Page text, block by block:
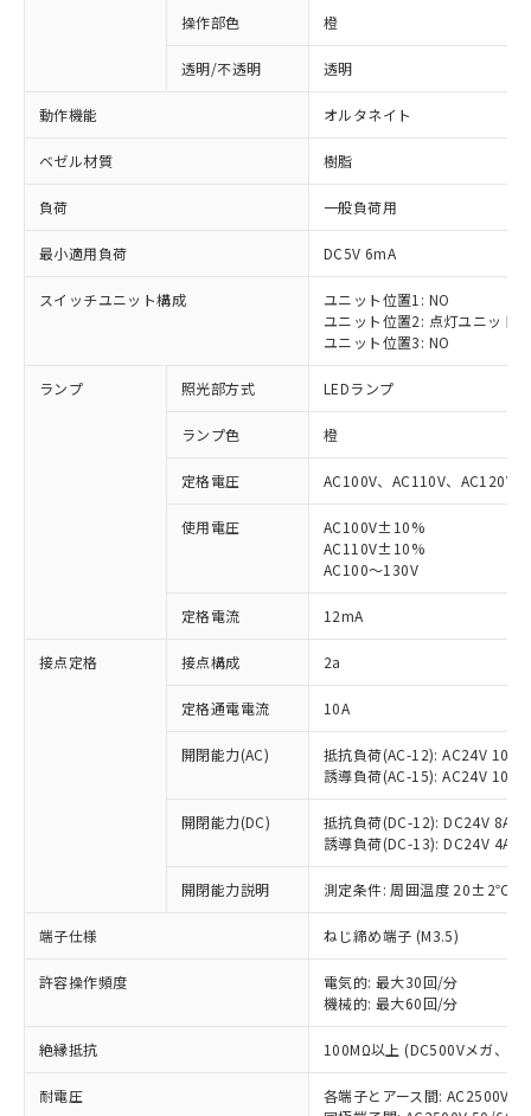
操作部色 橙
透明/不透明 透明
動作機能 オルタネイト
ベゼル材質 樹脂
負荷 一般負荷用
最小適用負荷 DC5V 6mA
スイッチユニット構成
ユニット位置1: NO
ユニット位置2: 点灯ユニット
ユニット位置3: NO
ランプ 照光部方式 LEDランプ
ランプ色 橙
定格電圧 AC100V、AC110V、AC120V
使用電圧
AC100V±10%
AC110V±10%
AC100～130V
定格電流 12mA
接点定格 接点構成 2a
定格通電電流 10A
開閉能力(AC)
抵抗負荷(AC-12): AC24V 10A/
誘導負荷(AC-15): AC24V
開閉能力(DC)
抵抗負荷(DC-12): DC24V 8A/
誘導負荷(DC-13): DC24V 4A/
開閉能力説明 測定条件: 周囲温度 20±2℃、
端子仕様 ねじ締め端子 (M3.5)
許容操作頻度
電気的: 最大30回/分
機械的: 最大60回/分
絶縁抵抗 100MΩ以上 (DC500Vメガ、点
耐電圧
各端子とアース間: AC2500V
ご利用条件
以下の条件をお読みいただき、同意のうえ
本サービスは、当社制御機器事業取扱
商品の当社在庫状況および標準価格
(税抜)を提供させていただくもので
当社制御機器事業取扱商品の中には、
本サービスの対象外となる商品もある
ことをご了承ください。
在庫状況および標準価格照会結果は、
記載している更新日時点での社内デー
タに基づき作成されるものであり、閲
準価格とは異なる場合があることをご
対応済み：EU RoHS指令（10物質）の
非含有に対応した製品が提供可能な商品で
対応予定：EU RoHS指令（10物質）の非含
有に対応した製品に切り替える予定のある
対応予定なし：EU RoHS指令（10物質）の
非含有に非対応の商品で、対応品を出す予
調査・確認中：EU RoHS指令（10物質）の
非含有の対応状況を調査中または確認中の
非該当品：ライセンス料など無形物で、有
害物質有無と関係のない商品です。
仕入先様の事情により、非含有部品として
いたものが、含有品と判明した場合などや
むを得ず変更することがあります。
*EU RoHS指令（10物質）：
鉛(Pb) 1000ppm以下、 水銀(Hg) 1000ppm以下、 カド
六価クロム(Cr(Ⅵ)) 1000ppm以下、ポリ臭化ビフェニル
「○」：最大均質材料含有率が中国RoHSの
基準値以下であることを示します。
「×」：最大均質材料含有率が中国RoHSの
基準値を超えていることを示します。
「－」：未確認です。当社販売部門へお問
当社は、これら貴社製品のうち、外国
為替および外国貿易法に定める商品
（以下｢規制貨物等」という）を輸出
または国外への提供する場合は、日本
国政府の輸出許可(または役務取引許
可)を取得するなどの必要な手続きを